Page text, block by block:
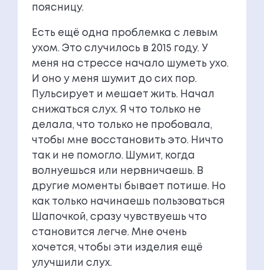
поясницу.
Есть ещё одна проблемка с левым
ухом. Это случилось в 2015 году. У
меня на стрессе начало шуметь ухо.
И оно у меня шумит до сих пор.
Пульсирует и мешает жить. Начал
снижаться слух. Я что только не
делала, что только не пробовала,
чтобы мне восстановить это. Ничто
так и не помогло. Шумит, когда
волнуешься или нервничаешь. В
другие моменты бывает потише. Но
как только начинаешь пользоваться
Шапочкой, сразу чувствуешь что
становится легче. Мне очень
хочется, чтобы эти изделия ещё
улучшили слух.